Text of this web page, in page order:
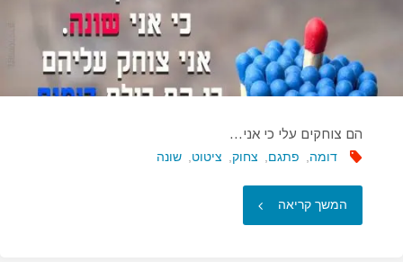
לידה…"
הם צוחקים עלי כי אני…
דומה פתגם צחוק ציטוט שונה
המשך קריאה "הם